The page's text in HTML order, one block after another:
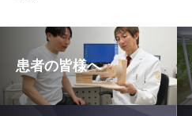
患者の皆様へ